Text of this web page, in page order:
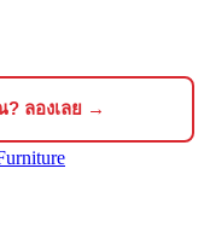
ลองเลย →